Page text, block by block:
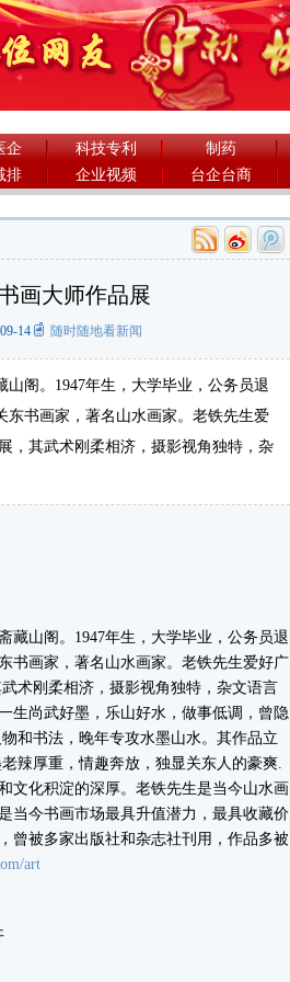
企 科技专利 制药
排 企业视频 台企台商
画大师作品展
14 随时随地看新闻
阁。1947年生，大学毕业，公务员退
东书画家，著名山水画家。老铁先生爱
，其武术刚柔相济，摄影视角独特，杂
山阁。1947年生，大学毕业，公务员退
书画家，著名山水画家。老铁先生爱好广
术刚柔相济，摄影视角独特，杂文语言
生尚武好墨，乐山好水，做事低调，曾隐
和书法，晚年专攻水墨山水。其作品立
辣厚重，情趣奔放，独显关东人的豪爽.
文化积淀的深厚。老铁先生是当今山水画
当今书画市场最具升值潜力，最具收藏价
曾被多家出版社和杂志社刊用，作品多被
art